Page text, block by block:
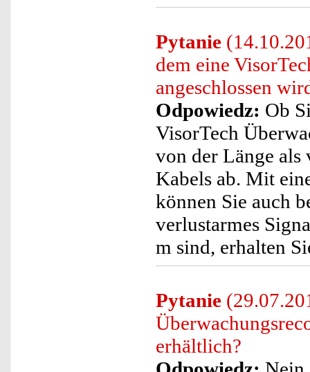
Pytanie
dem eine
angeschlossen
Odpowiedz: Ob
VisorTech
von der Länge als
Kabels ab. Mit
können Sie auch
verlustarmes
m sind, erhalten
Pytanie
erhältlich?